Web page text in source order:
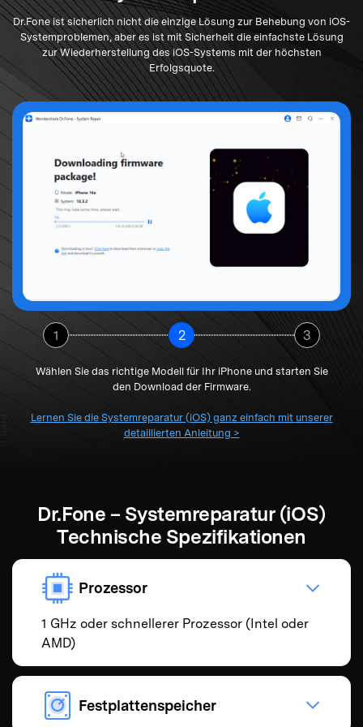
Dr.Fone ist sicherlich nicht die einzige Lösung zur Behebung von iOS-
Systemproblemen, aber es ist mit Sicherheit die einfachste Lösung
zur Wiederherstellung des iOS-Systems mit der höchsten
Erfolgsquote.
1 2 3
Wählen Sie das richtige Modell für Ihr iPhone und starten Sie
den Download der Firmware.
Lernen Sie die Systemreparatur (iOS) ganz einfach mit unserer
detaillierten Anleitung >
Dr.Fone – Systemreparatur (iOS)
Technische Spezifikationen
Prozessor
1 GHz oder schnellerer Prozessor (Intel oder
AMD)
Festplattenspeicher